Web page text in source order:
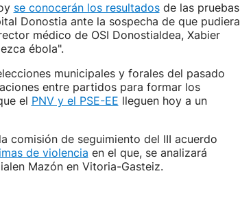
se conocerán los resultadosde las pruebas
Donostia ante la sospecha de que pudiera
médico de OSI Donostialdea, Xabier
ébola".
municipales y forales del pasado
entre partidos para formar los
el PNV y el PSE-EE lleguen hoy a un
comisión de seguimiento del III acuerdo
de violencia en el que, se analizará
Mazón en Vitoria-Gasteiz.